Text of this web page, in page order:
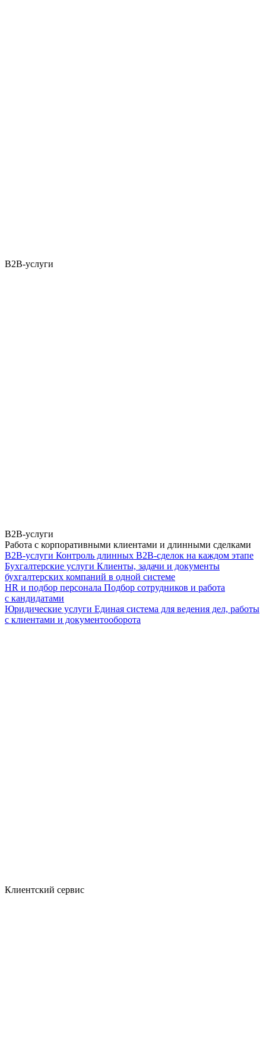
B2B-услуги
B2B-услуги
Работа с корпоративными клиентами и длинными сделками
B2B-услуги Контроль длинных B2B-сделок на каждом этапе
Бухгалтерские услуги Клиенты, задачи и документы
бухгалтерских компаний в одной системе
HR и подбор персонала Подбор сотрудников и работа
с кандидатами
Юридические услуги Единая система для ведения дел, работы
с клиентами и документооборота
Клиентский сервис